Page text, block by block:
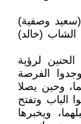
(سعيد وصفية)
الشاب (خالد)
لرؤية
الفرصة
وحين يصلا
الباب وتفتح
ويخبرها